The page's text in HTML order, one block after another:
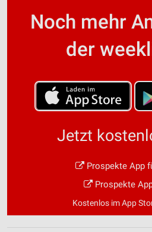
Noch mehr
der
Jetzt
Prospekte App
Prospekte
Kostenlos im App